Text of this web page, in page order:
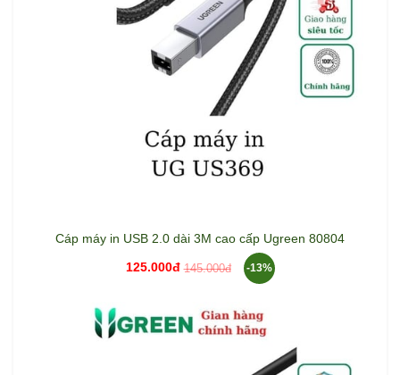
Cáp máy in USB 2.0 dài 3M cao cấp Ugreen 80804
125.000đ 145.000đ -13%